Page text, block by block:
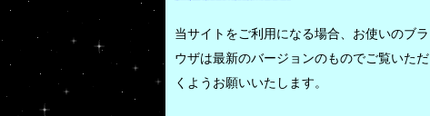
当サイトをご利用になる場合、お使いのブラ
ウザは最新のバージョンのものでご覧いただ
くようお願いいたします。